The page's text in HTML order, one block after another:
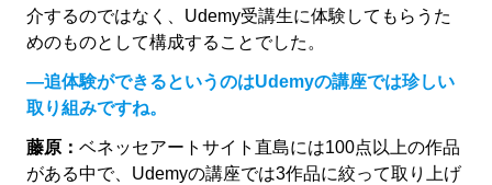
介するのではなく、Udemy受講生に体験してもらうた
めのものとして構成することでした。
―追体験ができるというのはUdemyの講座では珍しい
取り組みですね。
藤原： ベネッセアートサイト直島には100点以上の作品
がある中で、Udemyの講座では3作品に絞って取り上げ